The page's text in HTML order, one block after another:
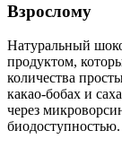
Взрослому
Натуральный
продуктом,
количества
какао-бобах и
через
биодоступностью.